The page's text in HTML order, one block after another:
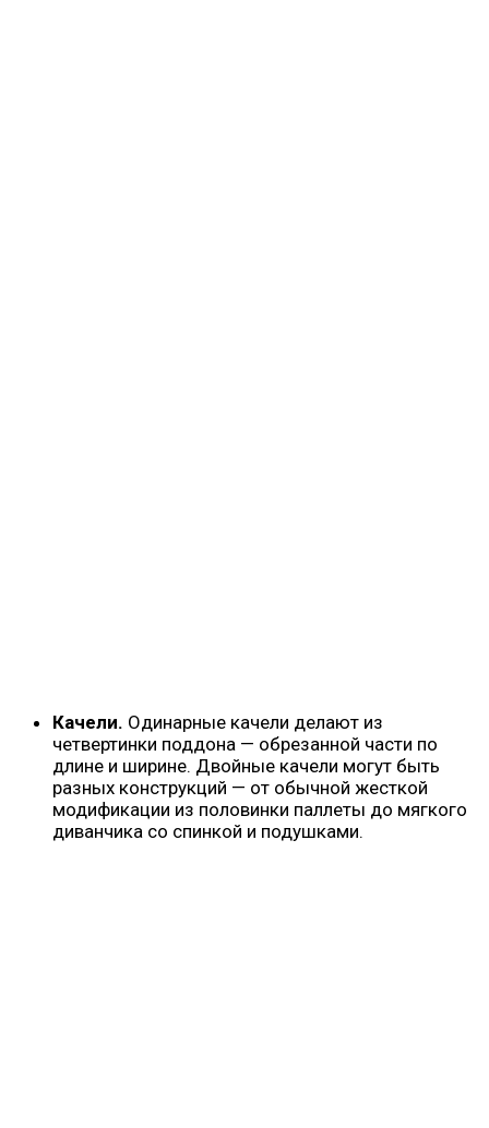
Качели. Одинарные качели делают из
четвертинки поддона — обрезанной части по
длине и ширине. Двойные качели могут быть
разных конструкций — от обычной жесткой
модификации из половинки паллеты до мягкого
диванчика со спинкой и подушками.